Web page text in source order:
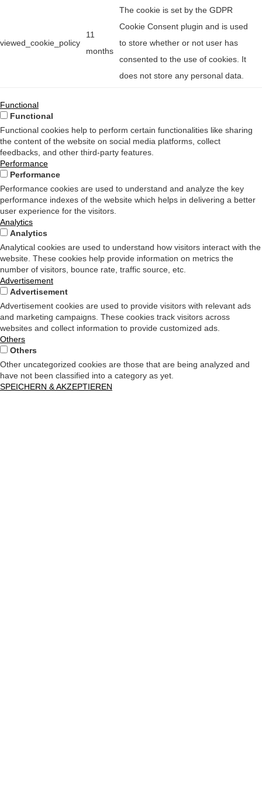
viewed_cookie_policy
11
months
The cookie is set by the GDPR
Cookie Consent plugin and is used
to store whether or not user has
consented to the use of cookies. It
does not store any personal data.
Functional
Functional
Functional cookies help to perform certain functionalities like sharing
the content of the website on social media platforms, collect
feedbacks, and other third-party features.
Performance
Performance
Performance cookies are used to understand and analyze the key
performance indexes of the website which helps in delivering a better
user experience for the visitors.
Analytics
Analytics
Analytical cookies are used to understand how visitors interact with the
website. These cookies help provide information on metrics the
number of visitors, bounce rate, traffic source, etc.
Advertisement
Advertisement
Advertisement cookies are used to provide visitors with relevant ads
and marketing campaigns. These cookies track visitors across
websites and collect information to provide customized ads.
Others
Others
Other uncategorized cookies are those that are being analyzed and
have not been classified into a category as yet.
SPEICHERN & AKZEPTIEREN